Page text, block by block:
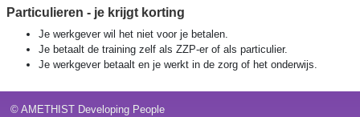
Particulieren - je krijgt korting
Je werkgever wil het niet voor je betalen.
Je betaalt de training zelf als ZZP-er of als particulier.
Je werkgever betaalt en je werkt in de zorg of het onderwijs.
© AMETHIST Developing People